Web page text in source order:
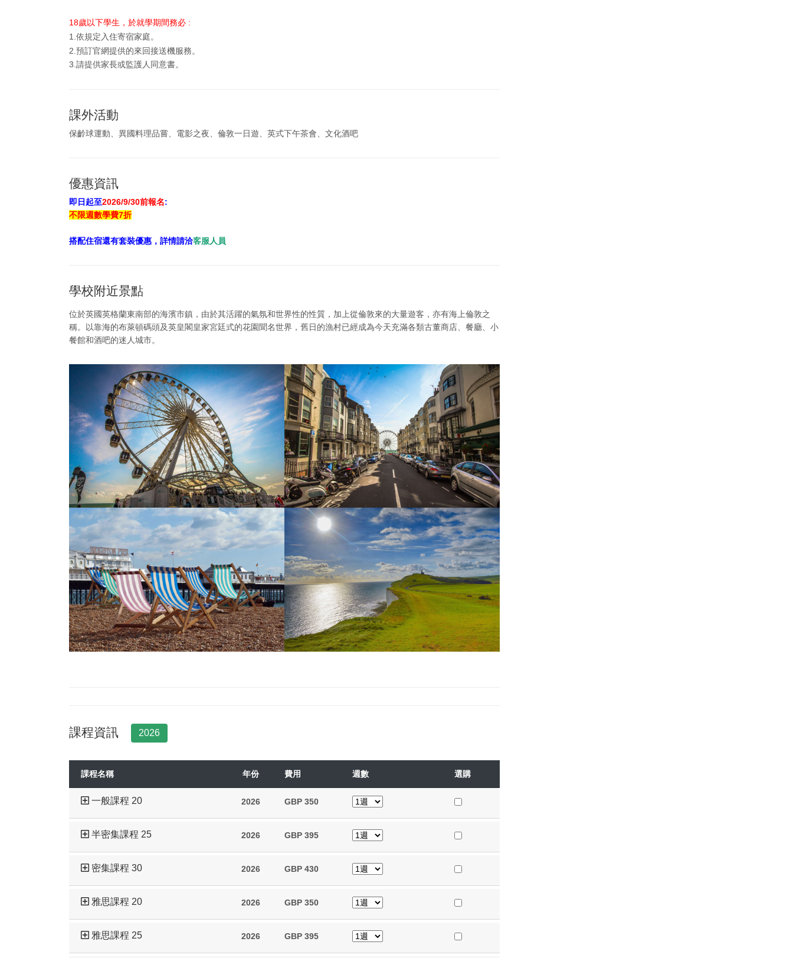
18歲以下學生， 於就學期間務必 :
1.依規定入住寄宿家庭。
2.預訂官網提供的來回接送機服務。
3.請提供家長或監護人同意書。
課外活動
保齡球運動、異國料理品嘗、電影之夜、倫敦一日遊、英式下午茶會、文化酒吧
優惠資訊
即日起至2026/9/30前報名:
不限週數學費7折
搭配住宿還有套裝優惠，詳情請洽客服人員
學校附近景點
位於英國英格蘭東南部的海濱市鎮， 由於其活躍的氣氛和世界性的性質，加上從倫敦來的大量遊客，亦有海上倫敦之
稱。
以靠海的布萊頓碼頭及英皇閣皇家宮廷式的花園聞名世界，舊日的漁村已經成為今天充滿各類古董商店、餐廳、小
餐館和酒吧的迷人城市。
課程資訊 2026
課程名稱 年份 費用 週數 選購
一般課程 20 2026 GBP 350
半密集課程 25 2026 GBP 395
密集課程 30 2026 GBP 430
雅思課程 20 2026 GBP 350
雅思課程 25 2026 GBP 395